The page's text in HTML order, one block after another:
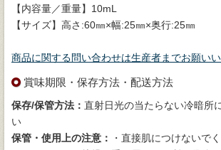
【内容量／重量】10mL
【サイズ】高さ:60㎜×幅:25㎜×奥行:25㎜
商品に関する問い合わせは生産者までお願いい
賞味期限・保存方法・配送方法
保存/保管方法： 直射日光の当たらない冷暗所
い
保管・使用上の注意：
・直接肌につけないで